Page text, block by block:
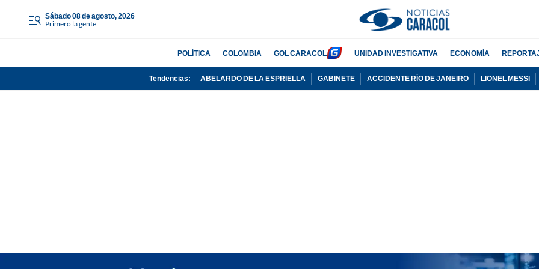
sábado 08 de agosto, 2026
Primero la gente
POLÍTICA COLOMBIA GOL CARACOL UNIDAD INVESTIGATIVA ECONOMÍA
Tendencias: ABELARDO DE LA ESPRIELLA GABINETE ACCIDENTE RÍO DE JANEIRO LIONEL MESSI